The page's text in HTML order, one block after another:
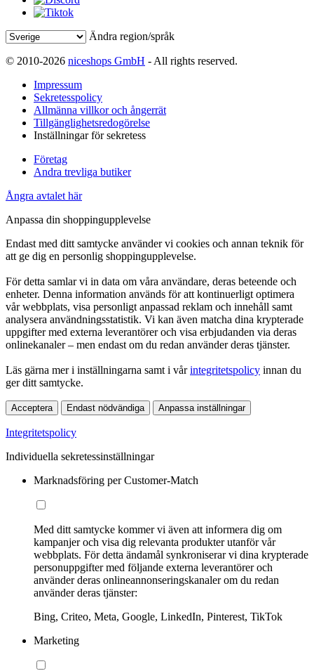
Ändra region/språk
© 2010-2026 niceshops GmbH - All rights reserved.
Impressum
Sekretesspolicy
Allmänna villkor och ångerrät
Tillgänglighetsredogörelse
Inställningar för sekretess
Företag
Andra trevliga butiker
Ångra avtalet här
Anpassa din shoppingupplevelse
Endast med ditt samtycke använder vi cookies och annan teknik för
att ge dig en personlig shoppingupplevelse.
För detta samlar vi in data om våra användare, deras beteende och
enheter. Denna information används för att kontinuerligt optimera
vår webbplats, visa personligt anpassad reklam och innehåll samt
analysera användningsstatistik. Vi kan även matcha dina krypterade
uppgifter med externa leverantörer och visa erbjudanden via deras
onlinekanaler – men endast om du redan använder deras tjänster.
Läs gärna mer i inställningarna samt i vårintegritetspolicy innan du
ger ditt samtycke.
Acceptera Endast nödvändiga Anpassa inställningar
Integritetspolicy
Individuella sekretessinställningar
Marknadsföring per Customer-Match
Med ditt samtycke kommer vi även att informera dig om
kampanjer och visa dig relevanta produkter utanför vår
webbplats. För detta ändamål synkroniserar vi dina krypterade
personuppgifter med följande externa leverantörer och
använder deras onlineannonseringskanaler om du redan
använder deras tjänster:
Bing, Criteo, Meta, Google, LinkedIn, Pinterest, TikTok
Marketing